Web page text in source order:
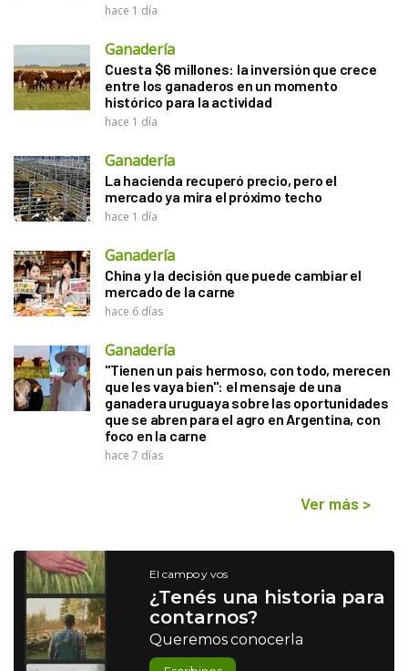
hace 1 día
Ganadería
Cuesta $6 millones: la inversión que crece
entre los ganaderos en un momento
histórico para la actividad
hace 1 día
Ganadería
La hacienda recuperó precio, pero el
mercado ya mira el próximo techo
hace 1 día
Ganadería
China y la decisión que puede cambiar el
mercado de la carne
hace 6 días
Ganadería
"Tienen un país hermoso, con todo, merecen
que les vaya bien": el mensaje de una
ganadera uruguaya sobre las oportunidades
que se abren para el agro en Argentina, con
foco en la carne
hace 7 días
Ver más >
El campo y vos
¿Tenés una historia para
contarnos?
Queremos conocerla